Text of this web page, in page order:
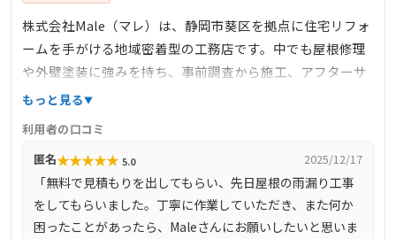
株式会社Male（マレ）は、静岡市葵区を拠点に住宅リフォ
ームを手がける地域密着型の工務店です。中でも屋根修理
や外壁塗装に強みを持ち、事前調査から施工、アフターサ
ービスまで一貫対応してくれるのが魅力です。代表自ら現
紹介からも、誠実な対応がうかがえます。施工内容や見積
もりに対しても明瞭で、不安なく依頼できる信頼性の高い
業者といえるでしょう。
もっと見る
利用者の口コミ
匿名★★★★★ 5.0 2025/12/17
「無料で見積もりを出してもらい、先日屋根の雨漏り工事
をしてもらいました。丁寧に作業していただき、また何か
困ったことがあったら、Maleさんにお願いしたいと思いま